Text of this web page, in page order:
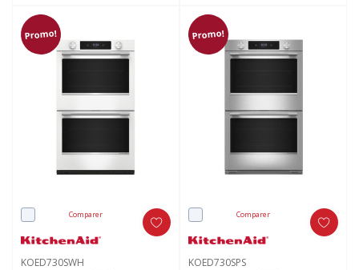
Promo!
Comparer
KOED730SWH
Promo!
Comparer
KOED730SPS